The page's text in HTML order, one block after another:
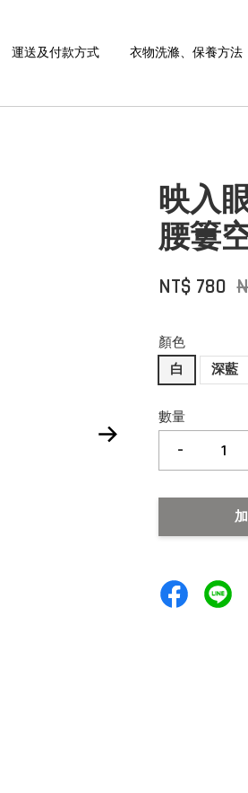
運送及付款方式 衣物洗滌、保養方法
映入
腰簍
NT$ 780
顏色
白
深藍
數量
-